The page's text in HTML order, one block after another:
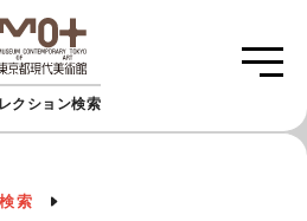
クション検索
索